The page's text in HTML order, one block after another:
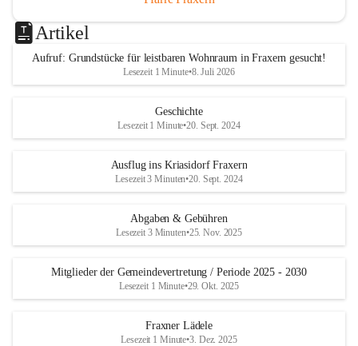
Artikel
Aufruf: Grundstücke für leistbaren Wohnraum in Fraxern gesucht!
Lesezeit 1 Minute•8. Juli 2026
Geschichte
Lesezeit 1 Minute•20. Sept. 2024
Ausflug ins Kriasidorf Fraxern
Lesezeit 3 Minuten•20. Sept. 2024
Abgaben & Gebühren
Lesezeit 3 Minuten•25. Nov. 2025
Mitglieder der Gemeindevertretung / Periode 2025 - 2030
Lesezeit 1 Minute•29. Okt. 2025
Fraxner Lädele
Lesezeit 1 Minute•3. Dez. 2025